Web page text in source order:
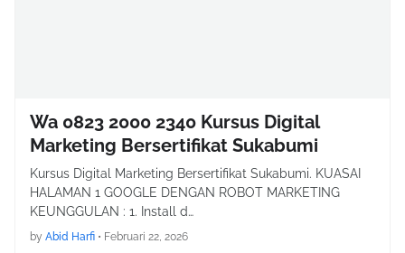
Wa 0823 2000 2340 Kursus Digital
Marketing Bersertifikat Sukabumi
Kursus Digital Marketing Bersertifikat Sukabumi. KUASAI
HALAMAN 1 GOOGLE DENGAN ROBOT MARKETING
KEUNGGULAN : 1. Install d…
by Abid Harfi • Februari 22, 2026